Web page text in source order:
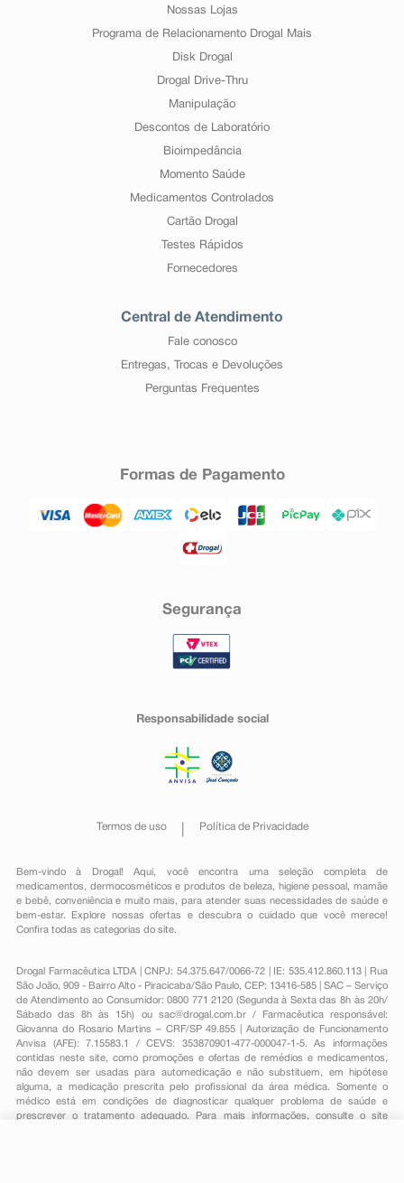
Nossas Lojas
Programa de Relacionamento Drogal Mais
Disk Drogal
Drogal Drive-Thru
Manipulação
Descontos de Laboratório
Bioimpedância
Momento Saúde
Medicamentos Controlados
Cartão Drogal
Testes Rápidos
Fornecedores
Central de Atendimento
Fale conosco
Entregas, Trocas e Devoluções
Perguntas Frequentes
Formas de Pagamento
Segurança
Responsabilidade social
Termos de uso Política de Privacidade
Bem-vindo à Drogal! Aqui, você encontra uma seleção completa de
medicamentos , dermocosméticos e produtos de beleza, higiene pessoal ,mamãe
e bebê, conveniênciae muito mais, para atender suas necessidades de saúde e
bem-estar. Explore nossas ofertas e descubra o cuidado que você merece!
Confira todas as categorias do site.
Drogal Farmacêutica LTDA | CNPJ: 54.375.647/0066-72 | IE: 535.412.860.113 | Rua
São João, 909 - Bairro Alto - Piracicaba/São Paulo, CEP: 13416-585 | SAC – Serviço
de Atendimento ao Consumidor: 0800 771 2120 (Segunda à Sexta das 8h às 20h/
Sábado das 8h às 15h) ou sac@drogal.com.br/ Farmacêutica responsável:
Giovanna do Rosario Martins – CRF/SP 49.855 | Autorização de Funcionamento
Anvisa (AFE): 7.15583.1 / CEVS: 353870901-477-000047-1-5. As informações
contidas neste site, como promoções e ofertas de remédios e medicamentos,
não devem ser usadas para automedicação e não substituem, em hipótese
alguma, a medicação prescrita pelo profissional da área médica. Somente o
médico está em condições de diagnosticar qualquer problema de saúde e
prescrever o tratamento adequado. Para mais informações, consulte o site